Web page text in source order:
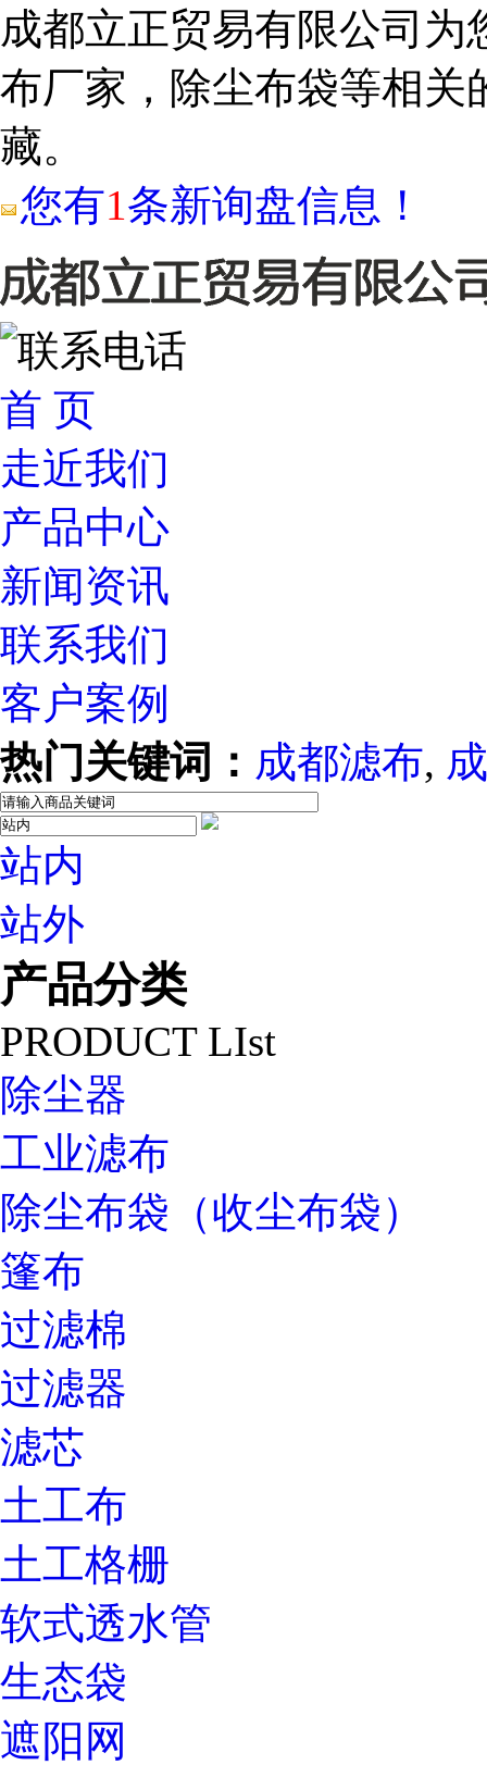
成都立正贸易有限公司为
布厂家，除尘布袋等相关
藏。
您有1条新询盘信息！
首 页
走近我们
产品中心
新闻资讯
联系我们
客户案例
热门关键词： 成都滤布,
站内
站外
产品分类
PRODUCT LIst
除尘器
工业滤布
除尘布袋（收尘布袋）
篷布
过滤棉
过滤器
滤芯
土工布
土工格栅
软式透水管
生态袋
遮阳网